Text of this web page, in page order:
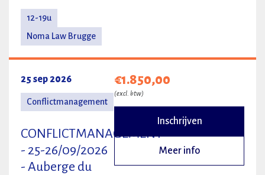
12-19u
Noma Law Brugge
25 sep 2026
Conflictmanagement
CONFLICTMANAGEMENT
- 25-26/09/2026
- Auberge du
€1.850,00
(excl. btw)
Inschrijven
Meer info